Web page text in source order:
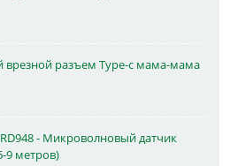
разъем Type-c мама-мама
- Микроволновый датчик
9 метров)